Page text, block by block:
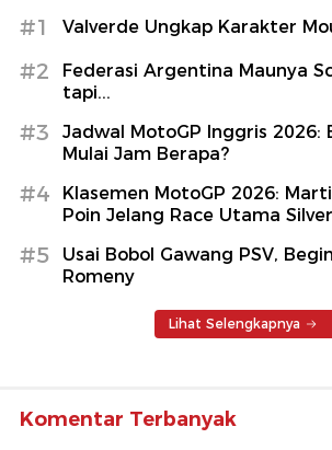
#1 Valverde Ungkap Karakter
#2
Federasi Argentina Maunya
tapi...
#3
Jadwal MotoGP Inggris 2026:
Mulai Jam Berapa?
#4
Klasemen MotoGP 2026:
Poin Jelang Race Utama
#5
Usai Bobol Gawang PSV,
Romeny
Lihat Selengkapnya
Komentar Terbanyak